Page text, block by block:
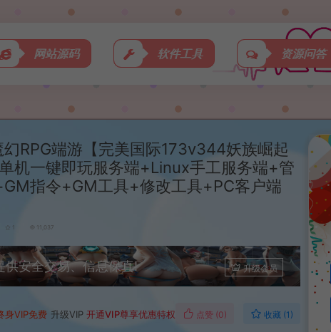
网站源码 软件工具 资源问答
幻RPG端游【完美国际173v344妖族崛起
机一键即玩服务端+Linux手工服务端+管
指令+GM工具+修改工具+PC客户端
1 11,037
供安全交易、信息保真! 升级会员
身VIP免费 升级VIP 开通VIP尊享优惠特权 点赞 (0) 收藏 (1)